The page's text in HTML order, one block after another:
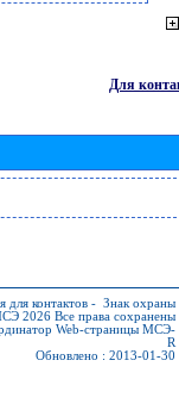
Для
для контактов - Знак охраны
2026 Все права сохранены
Web-страницы МСЭ-
R
Обновлено : 2013-01-30